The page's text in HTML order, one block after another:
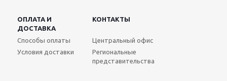
ОПЛАТА И
ДОСТАВКА
КОНТАКТЫ
Способы оплаты
Условия доставки
Центральный офис
Региональные
представительства